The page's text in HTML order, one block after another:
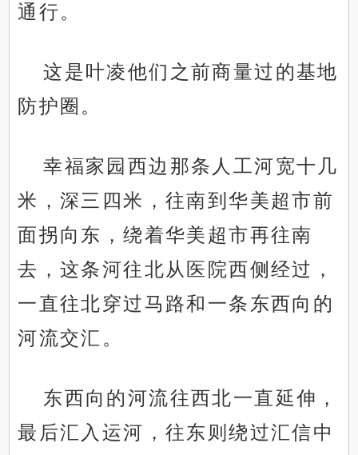
通行。
这是叶凌他们之前商量过的基地
防护圈。
幸福家园西边那条人工河宽十几
米，深三四米，往南到华美超市前
面拐向东，绕着华美超市再往南
去，这条河往北从医院西侧经过，
一直往北穿过马路和一条东西向的
河流交汇。
东西向的河流往西北一直延伸，
最后汇入运河，往东则绕过汇信中